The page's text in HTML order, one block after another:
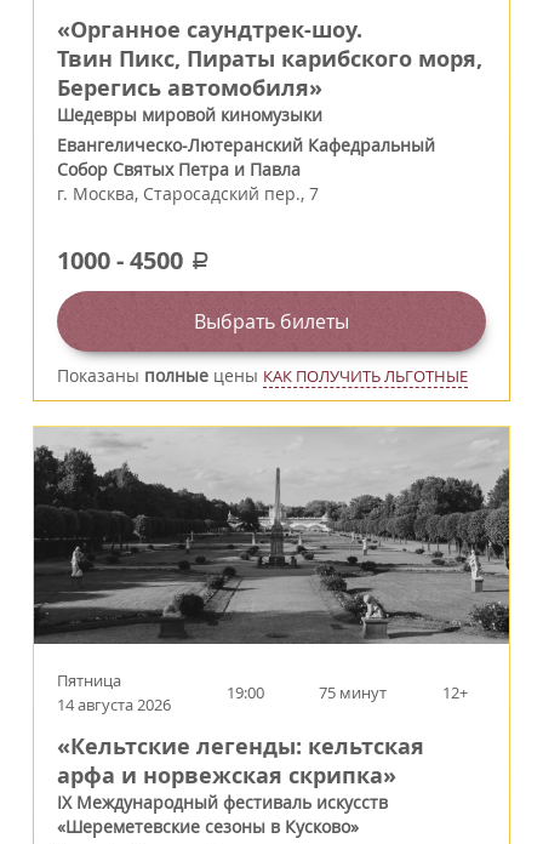
«Органное саундтрек-шоу.
Твин Пикс, Пираты карибского моря,
Берегись автомобиля»
Шедевры мировой киномузыки
Евангелическо-Лютеранский Кафедральный
Собор Святых Петра и Павла
г. Москва, Старосадский пер., 7
1000-4500 a
Выбрать билеты
Показаны полные цены КАК ПОЛУЧИТЬ ЛЬГОТНЫЕ
Пятница
14 августа 2026
19:00 75 минут 12+
«Кельтские легенды: кельтская
арфа и норвежская скрипка»
IX Международный фестиваль искусств
«Шереметевские сезоны в Кусково»